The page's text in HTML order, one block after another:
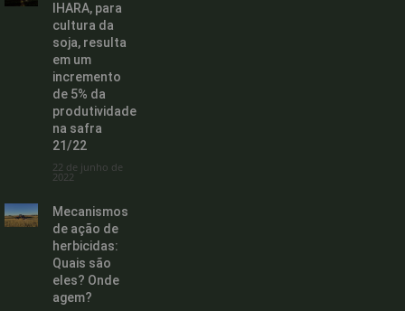
IHARA, para
cultura da
soja, resulta
em um
incremento
de 5% da
produtividade
na safra
21/22
22 de junho de
2022
Mecanismos
de ação de
herbicidas:
Quais são
eles? Onde
agem?